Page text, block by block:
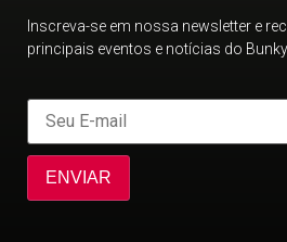
Inscreva-se em nossa newsletter e
principais eventos e notícias do
ENVIAR